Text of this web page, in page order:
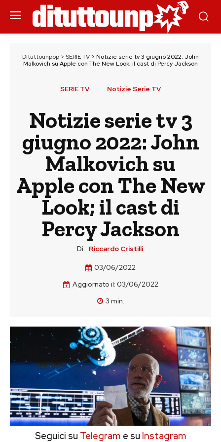
Dituttounpop > SERIE TV > Notizie serie tv 3 giugno 2022: John
Malkovich su Apple con The New Look; il cast di Percy Jackson
SERIE TV Notizie Serie TV
Notizie serie tv 3
giugno 2022: John
Malkovich su
Apple con The New
Look; il cast di
Percy Jackson
Di: Riccardo Cristilli
03/06/2022
Aggiornato il: 03/06/2022
3 min.
Seguici su Telegram e su Instagram